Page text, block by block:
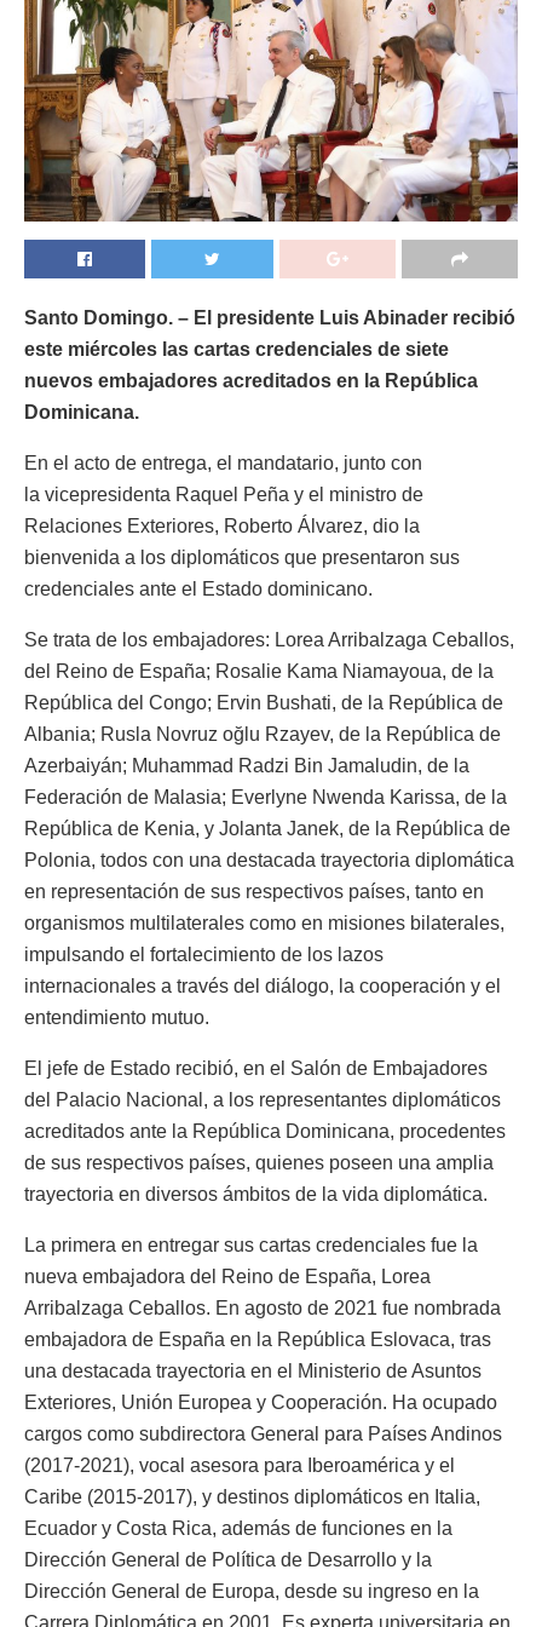
Santo Domingo. – El presidente Luis Abinader recibió
este miércoles las cartas credenciales de siete
nuevos embajadores acreditados en la República
Dominicana.
En el acto de entrega, el mandatario, junto con
la vicepresidenta Raquel Peña y el ministro de
Relaciones Exteriores, Roberto Álvarez, dio la
bienvenida a los diplomáticos que presentaron sus
credenciales ante el Estado dominicano.
Se trata de los embajadores: Lorea Arribalzaga Ceballos,
del Reino de España; Rosalie Kama Niamayoua, de la
República del Congo; Ervin Bushati, de la República de
Albania; Rusla Novruz oğlu Rzayev, de la República de
Azerbaiyán; Muhammad Radzi Bin Jamaludin, de la
Federación de Malasia; Everlyne Nwenda Karissa, de la
República de Kenia, y Jolanta Janek, de la República de
Polonia, todos con una destacada trayectoria diplomática
en representación de sus respectivos países, tanto en
organismos multilaterales como en misiones bilaterales,
impulsando el fortalecimiento de los lazos
internacionales a través del diálogo, la cooperación y el
entendimiento mutuo.
El jefe de Estado recibió, en el Salón de Embajadores
del Palacio Nacional, a los representantes diplomáticos
acreditados ante la República Dominicana, procedentes
de sus respectivos países, quienes poseen una amplia
trayectoria en diversos ámbitos de la vida diplomática.
La primera en entregar sus cartas credenciales fue la
nueva embajadora del Reino de España, Lorea
Arribalzaga Ceballos. En agosto de 2021 fue nombrada
embajadora de España en la República Eslovaca, tras
una destacada trayectoria en el Ministerio de Asuntos
Exteriores, Unión Europea y Cooperación. Ha ocupado
cargos como subdirectora General para Países Andinos
(2017-2021), vocal asesora para Iberoamérica y el
Caribe (2015-2017), y destinos diplomáticos en Italia,
Ecuador y Costa Rica, además de funciones en la
Dirección General de Política de Desarrollo y la
Dirección General de Europa, desde su ingreso en la
Carrera Diplomática en 2001. Es experta universitaria en